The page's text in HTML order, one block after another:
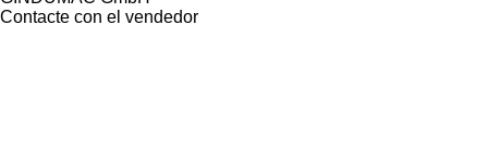
Contacte con el vendedor